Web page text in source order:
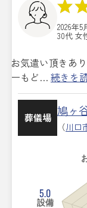
2026年5
30代 女
お気遣い頂きあ
ーもど… 続きを
葬儀場 鳩ヶ
（川口
5.0
設備